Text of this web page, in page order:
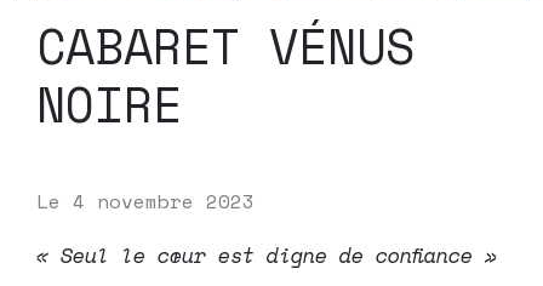
CABARET VÉNUS
NOIRE
Le 4 novembre 2023
« Seul le cœur est digne de confiance »